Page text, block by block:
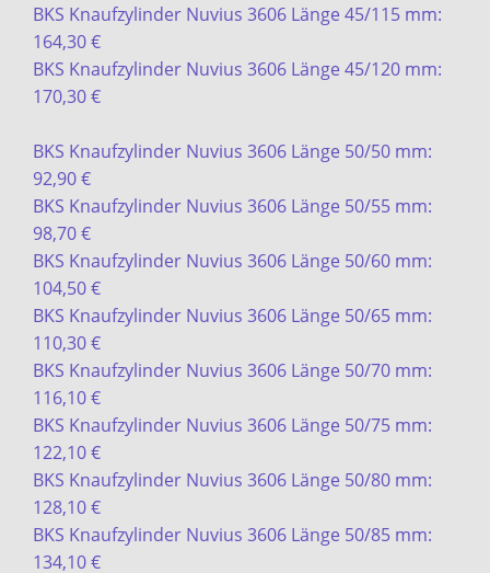
BKS Knaufzylinder Nuvius 3606 Länge 45/115 mm:
164,30 €
BKS Knaufzylinder Nuvius 3606 Länge 45/120 mm:
170,30 €
BKS Knaufzylinder Nuvius 3606 Länge 50/50 mm:
92,90 €
BKS Knaufzylinder Nuvius 3606 Länge 50/55 mm:
98,70 €
BKS Knaufzylinder Nuvius 3606 Länge 50/60 mm:
104,50 €
BKS Knaufzylinder Nuvius 3606 Länge 50/65 mm:
110,30 €
BKS Knaufzylinder Nuvius 3606 Länge 50/70 mm:
116,10 €
BKS Knaufzylinder Nuvius 3606 Länge 50/75 mm:
122,10 €
BKS Knaufzylinder Nuvius 3606 Länge 50/80 mm:
128,10 €
BKS Knaufzylinder Nuvius 3606 Länge 50/85 mm:
134,10 €